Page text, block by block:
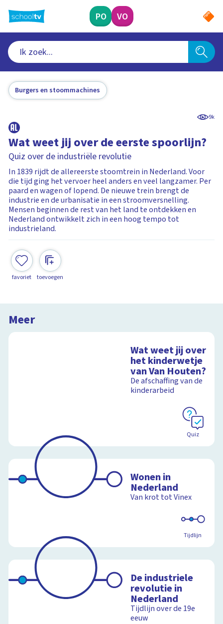
naar
hoofdinhoud
PO VO
Burgers en stoommachines
9k
Wat weet jij over de eerste spoorlijn?
Quiz over de industriële revolutie
In 1839 rijdt de allereerste stoomtrein in Nederland. Voor
die tijd ging het vervoer heel anders en veel langzamer. Per
paard en wagen of lopend. De nieuwe trein brengt de
industrie en de urbanisatie in een stroomversnelling.
Mensen beginnen de rest van het land te ontdekken en
Nederland ontwikkelt zich in een hoog tempo tot
industrieland.
favoriet toevoegen
Meer
Wat weet jij over
het kinderwetje
van Van Houten?
De afschaffing van de
kinderarbeid
Quiz
Wonen in
Nederland
Van krot tot Vinex
Tijdlijn
De industriele
revolutie in
Nederland
Tijdlijn over de 19e
eeuw